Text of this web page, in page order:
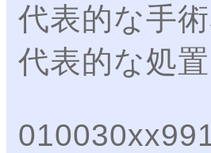
代表的な手
代表的な処